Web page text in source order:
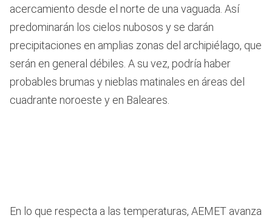
acercamiento desde el norte de una vaguada. Así
predominarán los cielos nubosos y se darán
precipitaciones en amplias zonas del archipiélago, que
serán en general débiles. A su vez, podría haber
probables brumas y nieblas matinales en áreas del
cuadrante noroeste y en Baleares.
En lo que respecta a las temperaturas, AEMET avanza